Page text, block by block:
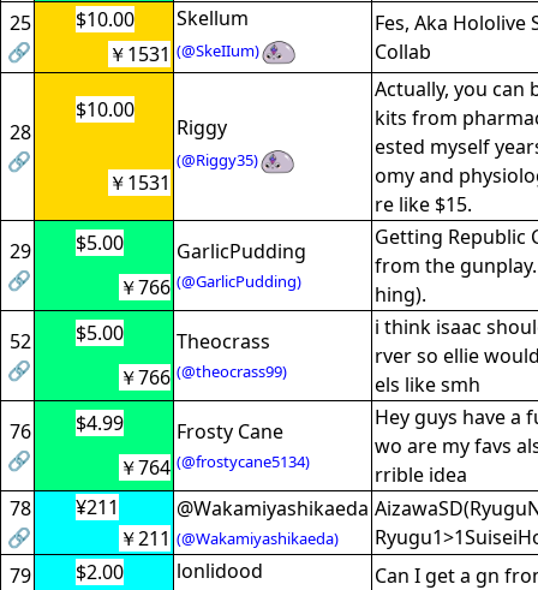
25
🔗
$10.00 Skellum
(@SkeIIum)
Fes, Aka
Collab
￥1531
28
🔗
$10.00
Riggy
(@Riggy35)
Actually, you can
kits from
ested myself
omy and
re like $15.
￥1531
29
🔗
$5.00 GarlicPudding
(@GarlicPudding)
Getting Republic
from the
hing).
￥766
52
🔗
$5.00 Theocrass
(@theocrass99)
i think isaac
rver so ellie
els like smh
￥766
76
🔗
$4.99 Frosty Cane
(@frostycane5134)
Hey guys have a
wo are my favs
rrible idea
￥764
78
🔗
¥211 @Wakamiyashikaeda
(@Wakamiyashikaeda)
￥211
79
$2.00 lonlidood
Can I get a gn